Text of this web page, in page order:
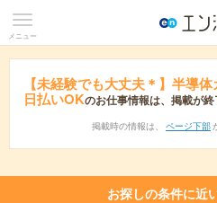
メニュー
【未経験でも大丈夫＊】半導
日払いOKのお仕事情報は、掲載が
掲載時の情報は、 ページ下部
お探しの条件に近